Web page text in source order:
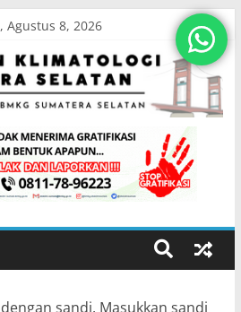
Agustus 8, 2026
sandi. Masukkan sandi